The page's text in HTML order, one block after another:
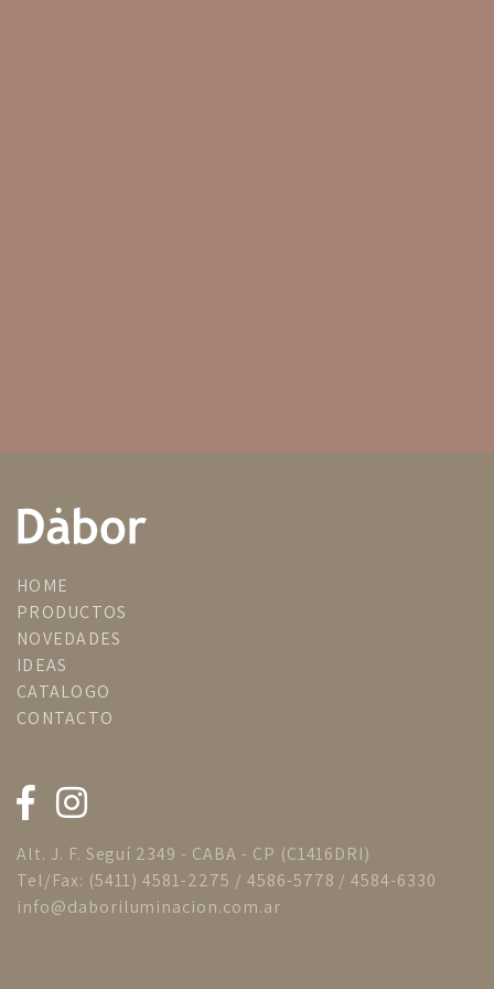
HOME
PRODUCTOS
NOVEDADES
IDEAS
CATALOGO
CONTACTO
Alt. J. F. Seguí 2349 - CABA - CP (C1416DRI)
Tel/Fax: (5411) 4581-2275 / 4586-5778 / 4584-6330
info@daboriluminacion.com.ar